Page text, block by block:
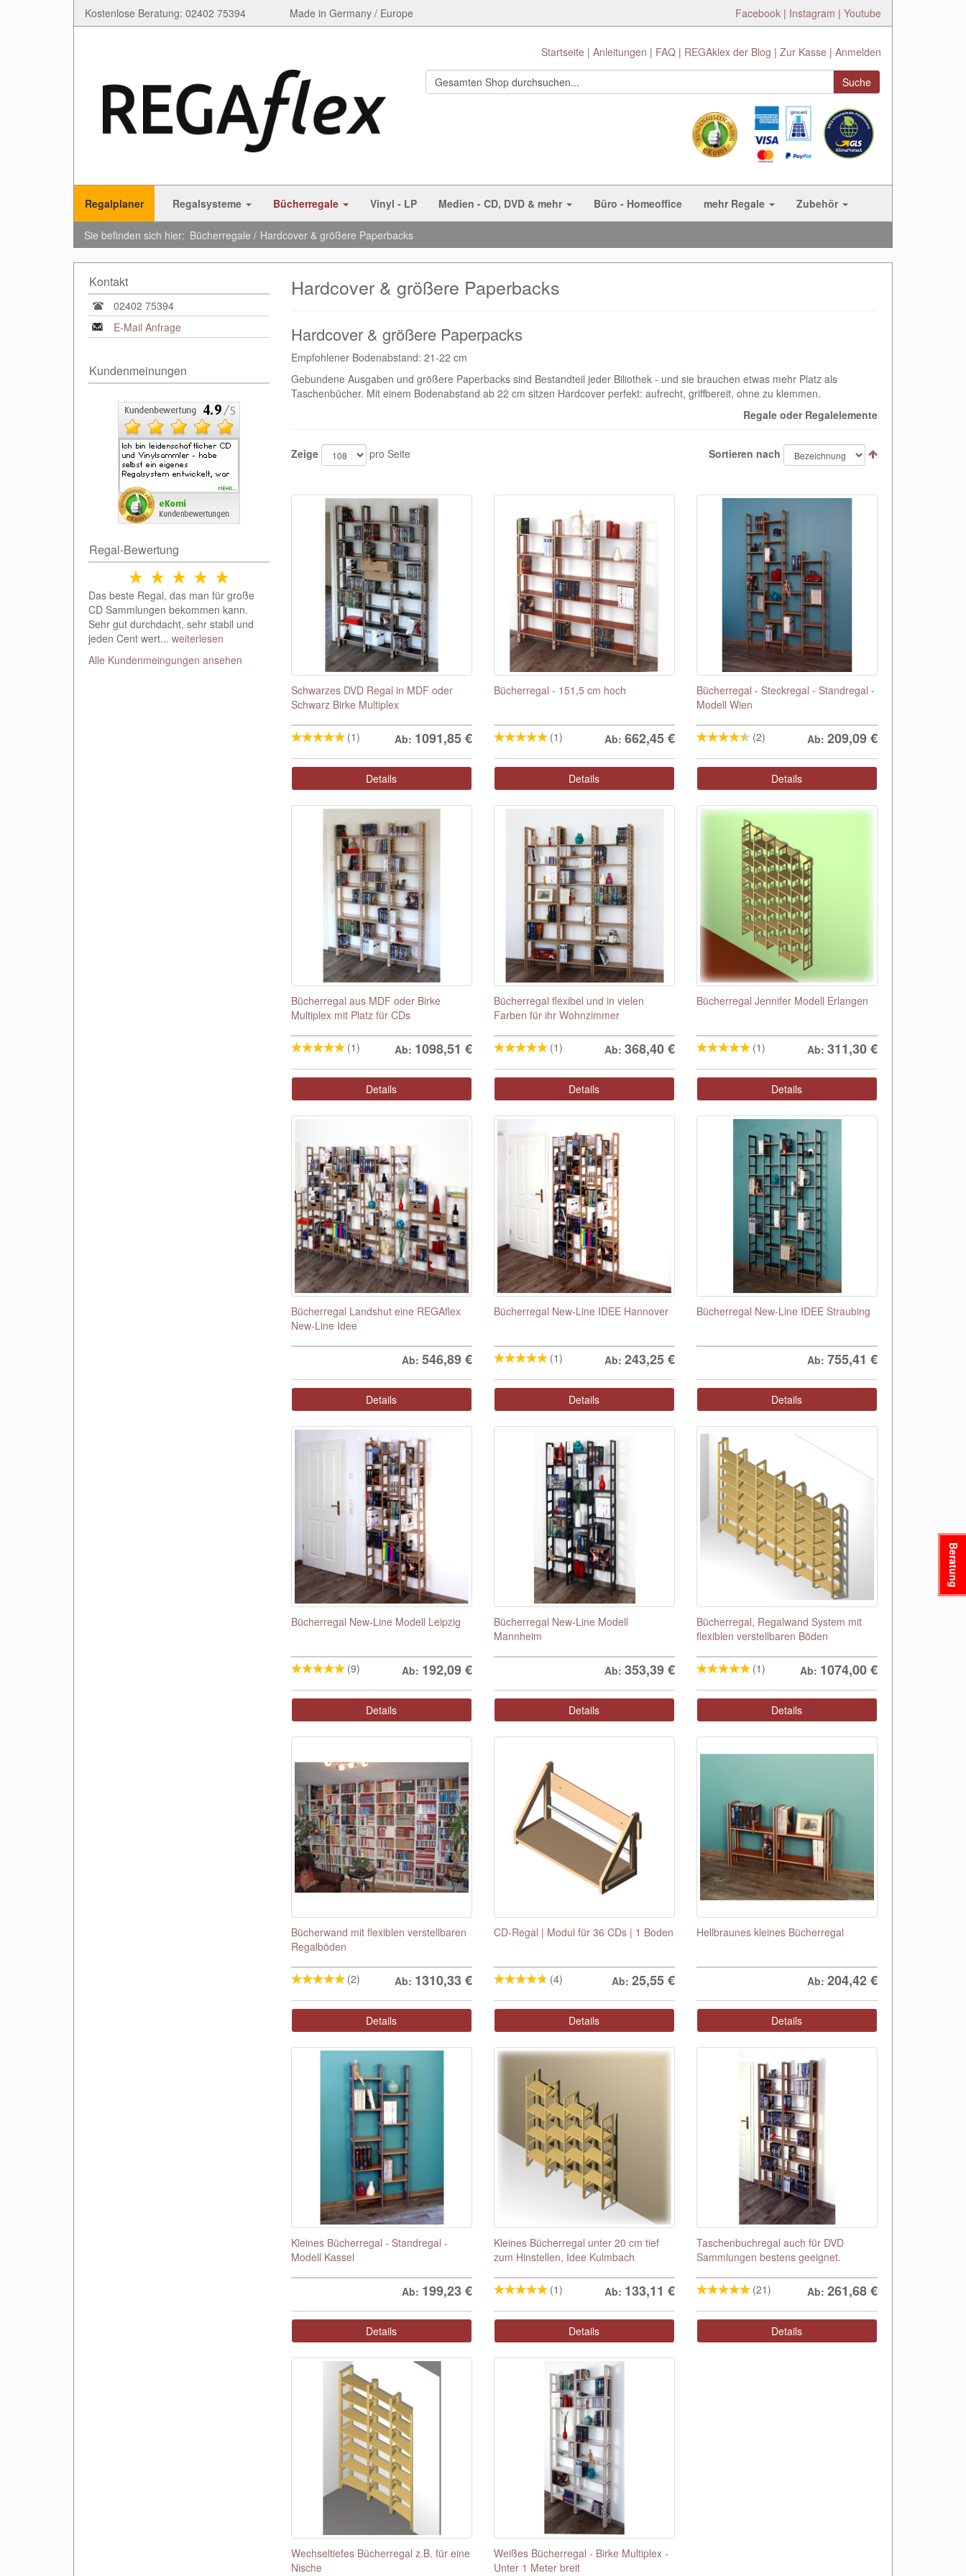
Kostenlose Beratung: 02402 75394 Made in Germany / Europe Facebook | Instagram | Youtube
Startseite Anleitungen FAQ REGAklex der Blog Zur Kasse Anmelden
Suche
Regalplaner Regalsysteme Bücherregale Vinyl - LP Medien - CD, DVD & mehr Büro - Homeoffice mehr Regale Zubehör
Sie befinden sich hier: Bücherregale Hardcover & größere Paperbacks
Kontakt
02402 75394
E-Mail Anfrage
Kundenmeinungen
Regal-Bewertung
Das beste Regal, das man für große
CD Sammlungen bekommen kann.
Sehr gut durchdacht, sehr stabil und
jeden Cent wert... weiterlesen
Alle Kundenmeingungen ansehen
Hardcover & größere Paperbacks
Hardcover & größere Paperpacks
Empfohlener Bodenabstand: 21-22 cm
Gebundene Ausgaben und größere Paperbacks sind Bestandteil jeder Biliothek - und sie brauchen etwas mehr Platz als
Taschenbücher. Mit einem Bodenabstand ab 22 cm sitzen Hardcover perfekt: aufrecht, griffbereit, ohne zu klemmen.
Regale oder Regalelemente
Zeige pro Seite Sortieren nach
Schwarzes DVD Regal in MDF oder
Schwarz Birke Multiplex
(1) Ab: 1091,85€
Details
Bücherregal - 151,5 cm hoch
(1) Ab: 662,45€
Details
Bücherregal - Steckregal - Standregal -
Modell Wien
(2) Ab: 209,09€
Details
Bücherregal aus MDF oder Birke
Multiplex mit Platz für CDs
(1) Ab: 1098,51 €
Details
Bücherregal flexibel und in vielen
Farben für ihr Wohnzimmer
(1) Ab: 368,40€
Details
Bücherregal Jennifer Modell Erlangen
(1) Ab: 311,30€
Details
Bücherregal Landshut eine REGAflex
New-Line Idee
Ab: 546,89€
Details
Bücherregal New-Line IDEE Hannover
(1) Ab: 243,25€
Details
Bücherregal New-Line IDEE Straubing
Ab: 755,41 €
Details
Bücherregal New-Line Modell Leipzig
(9) Ab: 192,09€
Details
Bücherregal New-Line Modell
Mannheim
Ab: 353,39€
Details
Bücherregal, Regalwand System mit
flexiblen verstellbaren Böden
(1) Ab: 1074,00€
Details
Bücherwand mit flexiblen verstellbaren
Regalböden
(2) Ab: 1310,33€
Details
CD-Regal | Modul für 36 CDs | 1 Boden
(4) Ab: 25,55€
Details
Hellbraunes kleines Bücherregal
Ab: 204,42€
Details
Kleines Bücherregal - Standregal -
Modell Kassel
Ab: 199,23€
Details
Kleines Bücherregal unter 20 cm tief
zum Hinstellen, Idee Kulmbach
(1) Ab: 133,11 €
Details
Taschenbuchregal auch für DVD
Sammlungen bestens geeignet.
(21) Ab: 261,68€
Details
Wechseltiefes Bücherregal z.B. für eine
Nische
Weißes Bücherregal - Birke Multiplex -
Unter 1 Meter breit
Beratung